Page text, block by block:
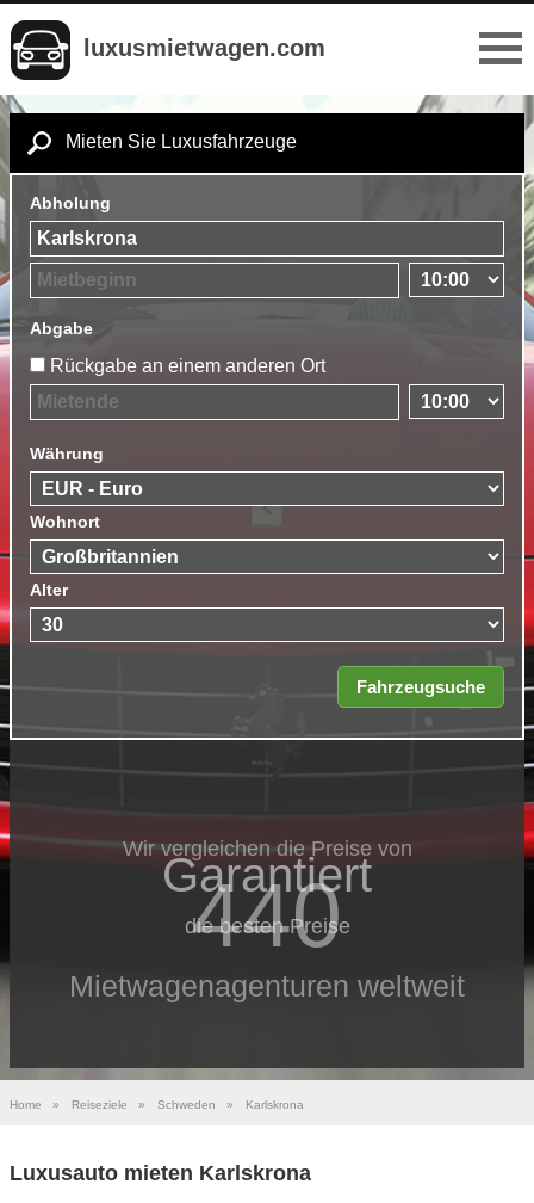
luxusmietwagen.com
Mieten Sie Luxusfahrzeuge
Abholung
Abgabe
Rückgabe an einem anderen Ort
Währung
Wohnort
Alter
Wir vergleichen die Preise von
440
Mietwagenagenturen weltweit
Garantiert
die besten Preise
Home » Reiseziele » Schweden » Karlskrona
Luxusauto mieten Karlskrona